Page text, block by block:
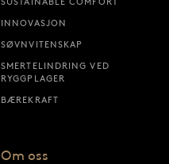
INNOVASJON
SØVNVITENSKAP
SMERTELINDRING VED
RYGGPLAGER
BÆREKRAFT
Om oss